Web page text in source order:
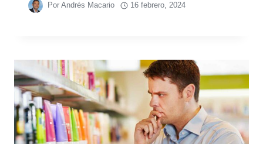
Por Andrés Macario 16 febrero, 2024